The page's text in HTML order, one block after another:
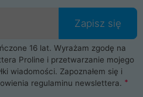
Zapisz się
16 lat. Wyrażam zgodę na
Proline i przetwarzanie mojego
wiadomości. Zapoznałem się i
regulaminu newslettera.